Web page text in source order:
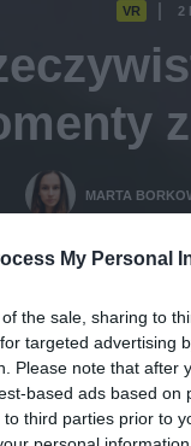
My Personal
the sale, sharing to
targeted advertising
Please note that after
based ads based
third parties prior to
VR 2
MARTA